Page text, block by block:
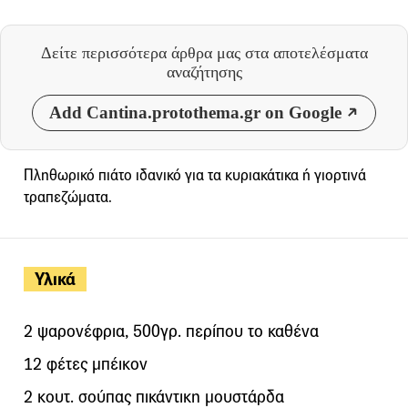
Δείτε περισσότερα άρθρα μας στα αποτελέσματα
αναζήτησης
Add Cantina.protothema.gr on Google
Υλικά
2 ψαρονέφρια, 500γρ. περίπου το καθένα
12 φέτες μπέικον
2 κουτ. σούπας πικάντικη μουστάρδα
Πληθωρικό πιάτο ιδανικό για τα κυριακάτικα ή γιορτινά
τραπεζώματα.